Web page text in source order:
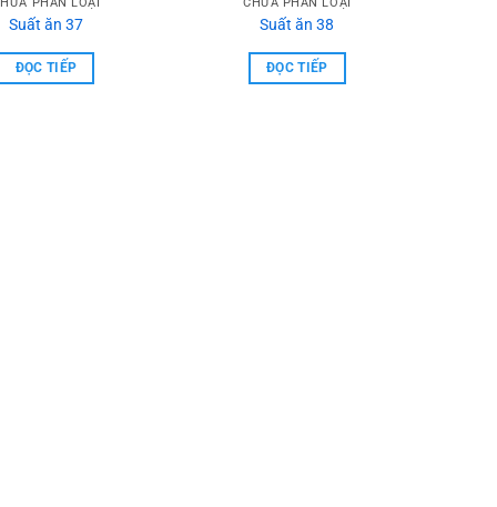
PHẦN LOẠI
Suất ăn 37
ĐỌC TIẾP
CHƯA PHẦN LOẠI
Suất ăn 38
ĐỌC TIẾP